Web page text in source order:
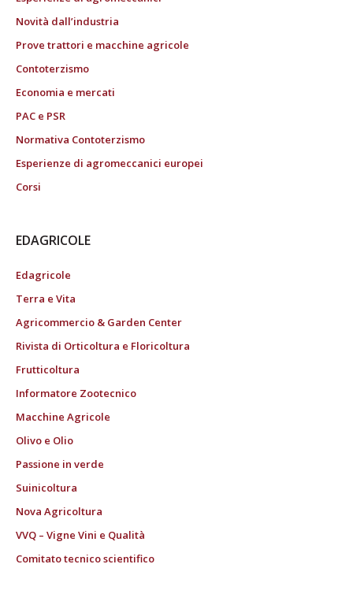
Novità dall’industria
Prove trattori e macchine agricole
Contoterzismo
Economia e mercati
PAC e PSR
Normativa Contoterzismo
Esperienze di agromeccanici europei
Corsi
EDAGRICOLE
Edagricole
Terra e Vita
Agricommercio & Garden Center
Rivista di Orticoltura e Floricoltura
Frutticoltura
Informatore Zootecnico
Macchine Agricole
Olivo e Olio
Passione in verde
Suinicoltura
Nova Agricoltura
VVQ – Vigne Vini e Qualità
Comitato tecnico scientifico